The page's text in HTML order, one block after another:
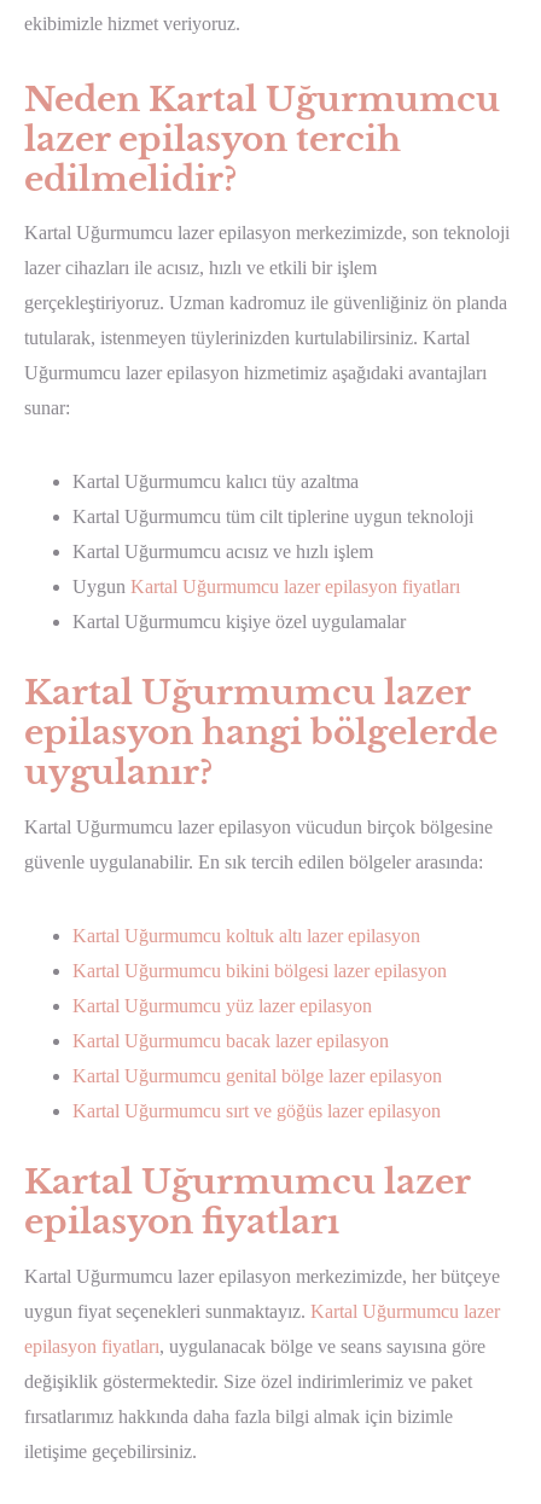
ekibimizle hizmet veriyoruz.
Neden Kartal Uğurmumcu
lazer epilasyon tercih
edilmelidir?
Kartal Uğurmumcu lazer epilasyon merkezimizde, son teknoloji
lazer cihazları ile acısız, hızlı ve etkili bir işlem
gerçekleştiriyoruz. Uzman kadromuz ile güvenliğiniz ön planda
tutularak, istenmeyen tüylerinizden kurtulabilirsiniz. Kartal
Uğurmumcu lazer epilasyon hizmetimiz aşağıdaki avantajları
sunar:
Kartal Uğurmumcu kalıcı tüy azaltma
Kartal Uğurmumcu tüm cilt tiplerine uygun teknoloji
Kartal Uğurmumcu acısız ve hızlı işlem
Uygun Kartal Uğurmumcu lazer epilasyon fiyatları
Kartal Uğurmumcu kişiye özel uygulamalar
Kartal Uğurmumcu lazer
epilasyon hangi bölgelerde
uygulanır?
Kartal Uğurmumcu lazer epilasyon vücudun birçok bölgesine
güvenle uygulanabilir. En sık tercih edilen bölgeler arasında:
Kartal Uğurmumcu koltuk altı lazer epilasyon
Kartal Uğurmumcu bikini bölgesi lazer epilasyon
Kartal Uğurmumcu yüz lazer epilasyon
Kartal Uğurmumcu bacak lazer epilasyon
Kartal Uğurmumcu genital bölge lazer epilasyon
Kartal Uğurmumcu sırt ve göğüs lazer epilasyon
Kartal Uğurmumcu lazer
epilasyon fiyatları
Kartal Uğurmumcu lazer epilasyon merkezimizde, her bütçeye
uygun fiyat seçenekleri sunmaktayız. Kartal Uğurmumcu lazer
epilasyon fiyatları, uygulanacak bölge ve seans sayısına göre
değişiklik göstermektedir. Size özel indirimlerimiz ve paket
fırsatlarımız hakkında daha fazla bilgi almak için bizimle
iletişime geçebilirsiniz.